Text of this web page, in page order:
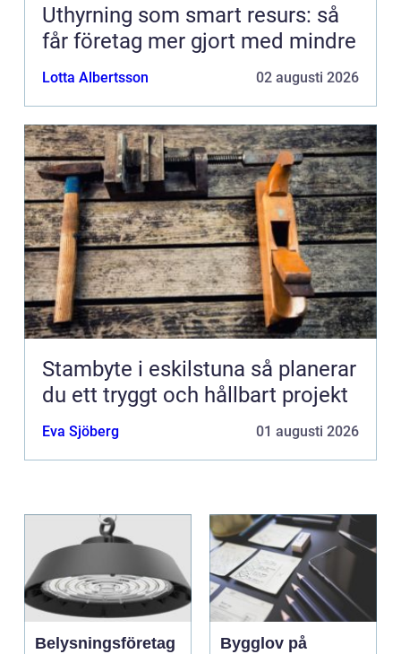
Uthyrning som smart resurs: så
får företag mer gjort med mindre
Lotta Albertsson 02 augusti 2026
Stambyte i eskilstuna så planerar
du ett tryggt och hållbart projekt
Eva Sjöberg 01 augusti 2026
Belysningsföretag
Bygglov på